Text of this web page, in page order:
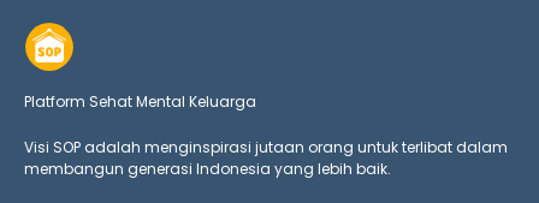
Platform Sehat Mental Keluarga
Visi SOP adalah menginspirasi jutaan orang untuk terlibat dalam
membangun generasi Indonesia yang lebih baik.